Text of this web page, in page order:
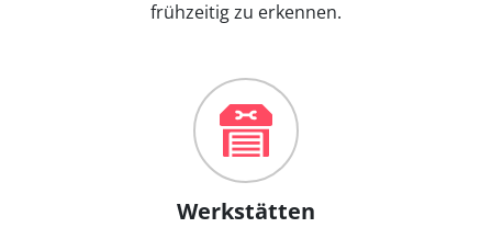
frühzeitig zu erkennen.
Werkstätten